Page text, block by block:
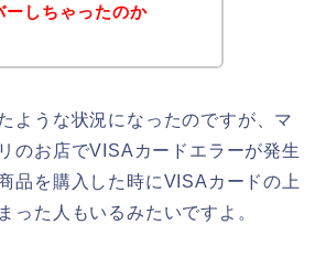
ーしちゃったのか
ような状況になったのですが、マ
のお店でVISAカードエラーが発生
品を購入した時にVISAカードの上
った人もいるみたいですよ。